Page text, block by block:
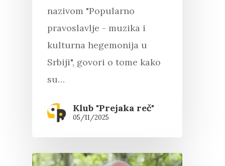
nazivom "Popularno
pravoslavlje - muzika i
kulturna hegemonija u
Srbiji", govori o tome kako
su…
Klub "Prejaka reč"
05/11/2025